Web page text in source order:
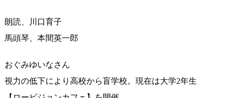
朗読、川口育子
馬頭琴、本間英一郎
おぐみゆいなさん
視力の低下により高校から盲学校。現在は大学2年生